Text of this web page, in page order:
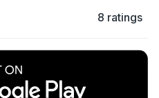
8 ratings